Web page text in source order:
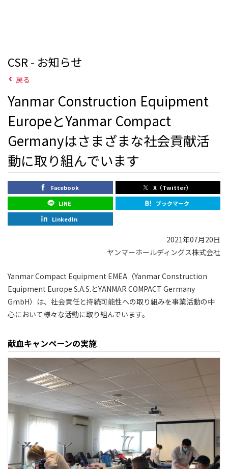
CSR - お知らせ
戻る
Yanmar Construction Equipment
EuropeとYanmar Compact
Germanyはさまざまな社会貢献活
動に取り組んでいます
Facebook
X（Twitter）
LINE
ブックマーク
LinkedIn
2021年07月20日
ヤンマーホールディングス株式会社
Yanmar Compact Equipment EMEA（Yanmar Construction
Equipment Europe S.A.S.とYANMAR COMPACT Germany
GmbH）は、社会責任と持続可能性への取り組みを事業活動の中
心において様々な活動に取り組んでいます。
献血キャンペーンの実施